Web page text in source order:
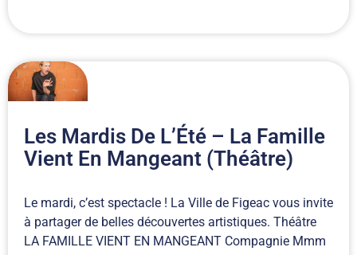
Les Mardis De L’Été – La Famille
Vient En Mangeant (théâtre)
Le mardi, c’est spectacle ! La Ville de Figeac vous invite
à partager de belles découvertes artistiques. Théâtre
LA FAMILLE VIENT EN MANGEANT Compagnie Mmm